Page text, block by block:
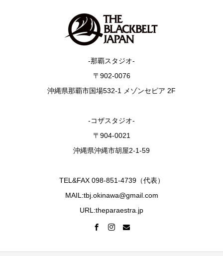
-那覇スタジオ-
〒902-0076
沖縄県那覇市国場532-1 メゾンセピア 2F
-コザスタジオ-
〒904-0021
沖縄県沖縄市胡屋2-1-59
TEL&FAX 098-851-4739（代表）
MAIL:tbj.okinawa@gmail.com
URL:theparaestra.jp